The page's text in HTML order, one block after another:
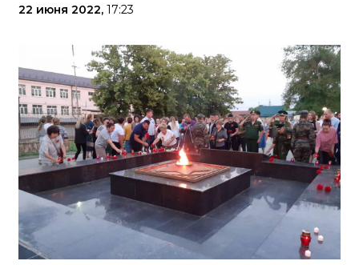
22 июня 2022, 17:23